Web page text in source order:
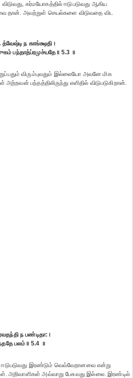
கர்மயோகத்தில் ஈடுபடுவது ஆகிய
தான். அவற்றுள் செயல்களை விடுவதை விட
ந காங்க்ஷதி।
பந்தாத்ப்ரமுச்யதே॥ 5.3 ॥
விரும்புவதும் இல்லையோ அவனே மிக
பந்தத்திலிருந்து எளிதில் விடுபடுகிறான்.
ந பண்டிதா:।
பலம்॥ 5.4 ॥
இரண்டும் வெவ்வேறானவை என்று
அறிவாளிகள் அவ்வாறு பேசுவது இல்லை. இரண்டில்